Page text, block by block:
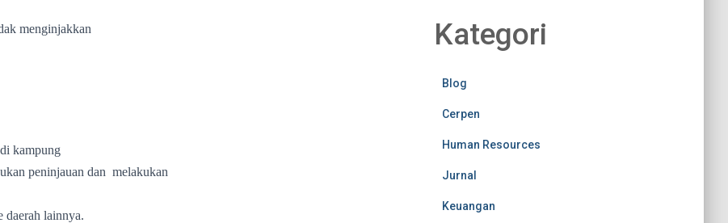
menginjakkan
kampung
peninjauan dan melakukan
daerah lainnya.
Kategori
Blog
Cerpen
Human Resources
Jurnal
Keuangan